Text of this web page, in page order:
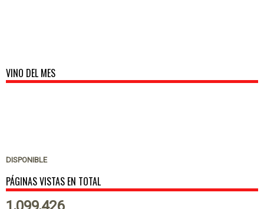
VINO DEL MES
DISPONIBLE
PÁGINAS VISTAS EN TOTAL